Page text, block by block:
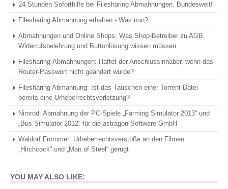
24 Stunden Soforthilfe bei Filesharing Abmahnungen. Bundesweit!
Filesharing Abmahnung erhalten - Was nun?
Abmahnungen und Online Shops: Was Shop-Betreiber zu AGB,
Widerrufsbelehrung und Buttonlösung wissen müssen
Filesharing-Abmahnungen: Haftet der Anschlussinhaber, wenn das
Router-Passwort nicht geändert wurde?
Filesharing Abmahnung: Ist das Tauschen einer Torrent-Datei
bereits eine Urheberrechtsverletzung?
Nimrod: Abmahnung der PC-Spiele „Farming Simulator 2013“ und
„Bus Simulator 2012“ für die astragon Software GmbH
Waldorf Frommer: Urheberrechtsverstöße an den Filmen
„Hitchcock“ und „Man of Steel“ gerügt
YOU MAY ALSO LIKE: